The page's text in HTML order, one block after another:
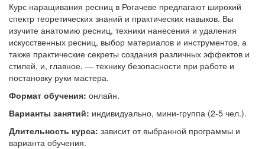
Курс наращивания ресниц в Рогачеве предлагают широкий
спектр теоретических знаний и практических навыков. Вы
изучите анатомию ресниц, техники нанесения и удаления
искусственных ресниц, выбор материалов и инструментов, а
также практические секреты создания различных эффектов и
стилей, и, главное, — технику безопасности при работе и
постановку руки мастера.
Формат обучения: онлайн.
Варианты занятий: индивидуально, мини-группа (2-5 чел.).
Длительность курса: зависит от выбранной программы и
варианта обучения.